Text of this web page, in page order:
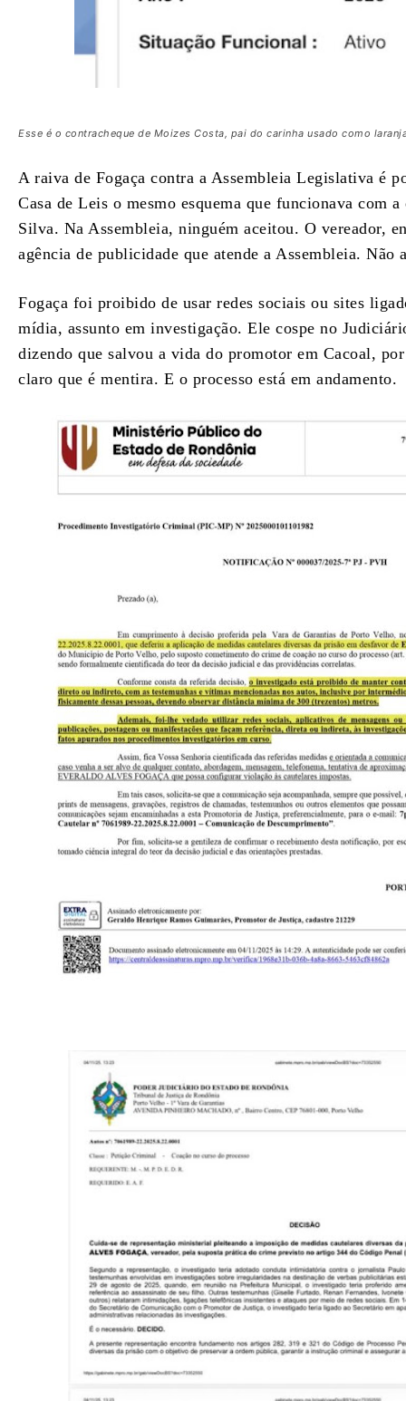
Esse é o contracheque de Moizes Costa, pai do carinha usado como
A raiva de Fogaça contra a Assembleia Legislativa é
Casa de Leis o mesmo esquema que funcionava com
Silva. Na Assembleia, ninguém aceitou. O vereador,
agência de publicidade que atende a Assembleia. Não
Fogaça foi proibido de usar redes sociais ou sites
mídia, assunto em investigação. Ele cospe no
dizendo que salvou a vida do promotor em Cacoal,
claro que é mentira. E o processo está em andamento.